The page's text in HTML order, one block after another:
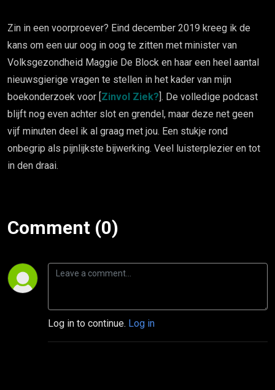
Zin in een voorproever? Eind december 2019 kreeg ik de
kans om een uur oog in oog te zitten met minister van
Volksgezondheid Maggie De Block en haar een heel aantal
nieuwsgierige vragen te stellen in het kader van mijn
boekonderzoek voor [Zinvol Ziek?]. De volledige podcast
blijft nog even achter slot en grendel, maar deze net geen
vijf minuten deel ik al graag met jou. Een stukje rond
onbegrip als pijnlijkste bijwerking. Veel luisterplezier en tot
in den draai.
Comment (0)
Log in to continue. Log in